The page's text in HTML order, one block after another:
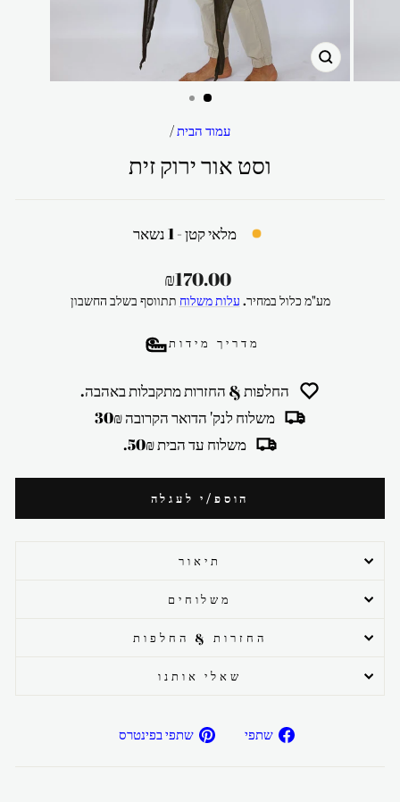
סגור
עמוד הבית/
וסט אור ירוק זית
מלאי קטן - 1 נשאר
מחיר
רגיל
₪170.00
מע"מ כלול במחיר. עלות משלוח תתווסף בשלב החשבון
מדריך מידות
החלפות & החזרות מתקבלות באהבה.
משלוח לנק' הדואר הקרובה 30₪
משלוח עד הבית 50₪.
הוספ/י לעגלה
תיאור
משלוחים
החזרות & החלפות
שאלי אותנו
שתפי
שתפ/י שתפי בפינטרס